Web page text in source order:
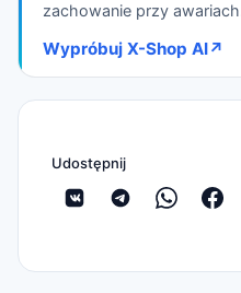
zachowanie przy
Wypróbuj X-Shop AI↗
Udostępnij